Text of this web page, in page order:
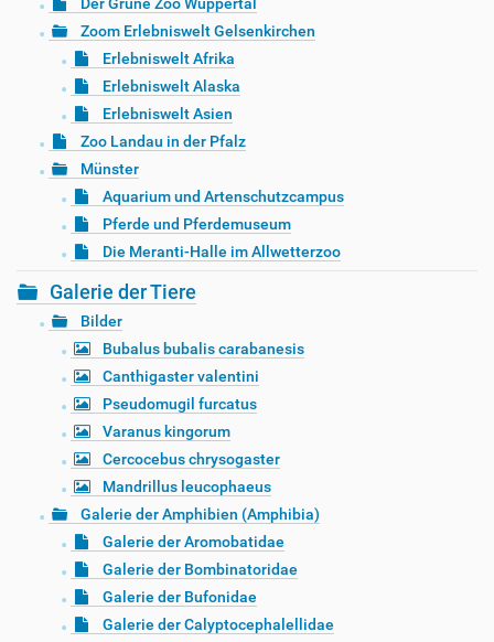
Der Grüne Zoo Wuppertal
Zoom Erlebniswelt Gelsenkirchen
Erlebniswelt Afrika
Erlebniswelt Alaska
Erlebniswelt Asien
Zoo Landau in der Pfalz
Münster
Aquarium und Artenschutzcampus
Pferde und Pferdemuseum
Die Meranti-Halle im Allwetterzoo
Galerie der Tiere
Bilder
Bubalus bubalis carabanesis
Canthigaster valentini
Pseudomugil furcatus
Varanus kingorum
Cercocebus chrysogaster
Mandrillus leucophaeus
Galerie der Amphibien (Amphibia)
Galerie der Aromobatidae
Galerie der Bombinatoridae
Galerie der Bufonidae
Galerie der Calyptocephalellidae